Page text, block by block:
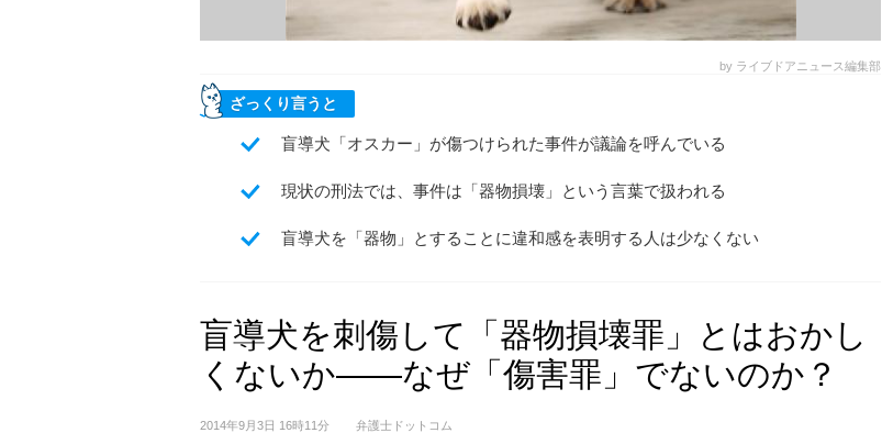
by ライブドアニュース編集部
ざっくり言うと
盲導犬「オスカー」が傷つけられた事件が議論を呼んでいる
現状の刑法では、事件は「器物損壊」という言葉で扱われる
盲導犬を「器物」とすることに違和感を表明する人は少なくない
盲導犬を刺傷して「器物損壊罪」とはおかし
くないか――なぜ「傷害罪」でないのか？
2014年9月3日 16時11分 弁護士ドットコム